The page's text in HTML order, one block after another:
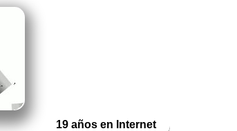
19 años en Internet